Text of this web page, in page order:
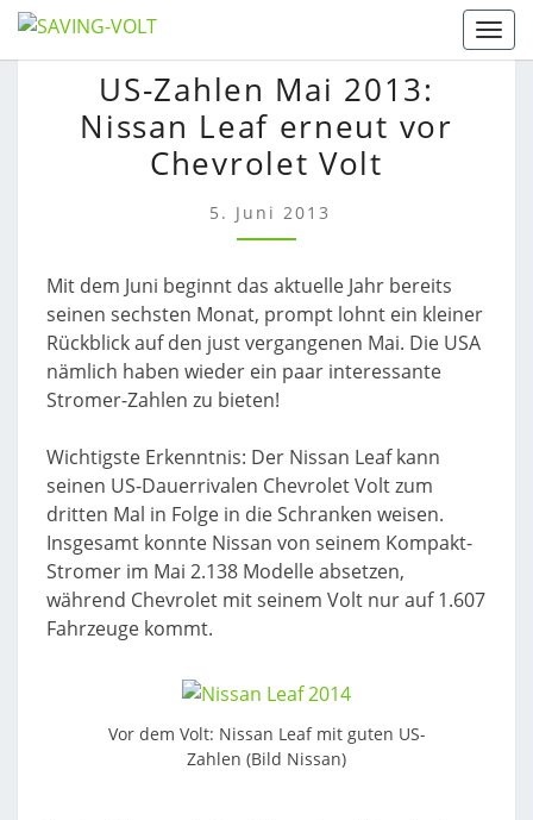
Skip
to
US-
ZAHLEN
MAI
2013:
NISSAN
LEAF
ERNEUT
CHEVROLET
VOLT
US-Zahlen Mai 2013:
Nissan Leaf erneut vor
Chevrolet Volt
5. Juni 2013
Mit dem Juni beginnt das aktuelle Jahr bereits
seinen sechsten Monat, prompt lohnt ein kleiner
Rückblick auf den just vergangenen Mai. Die USA
nämlich haben wieder ein paar interessante
Stromer-Zahlen zu bieten!
Wichtigste Erkenntnis: Der Nissan Leaf kann
seinen US-Dauerrivalen Chevrolet Volt zum
dritten Mal in Folge in die Schranken weisen.
Insgesamt konnte Nissan von seinem Kompakt-
Stromer im Mai 2.138 Modelle absetzen,
während Chevrolet mit seinem Volt nur auf 1.607
Fahrzeuge kommt.
Vor dem Volt: Nissan Leaf mit guten US-
Zahlen (Bild Nissan)